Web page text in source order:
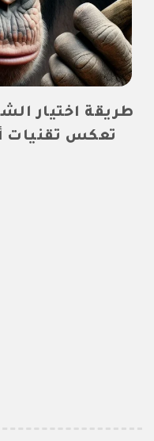
طريقة اختيار
تعكس تقنيات